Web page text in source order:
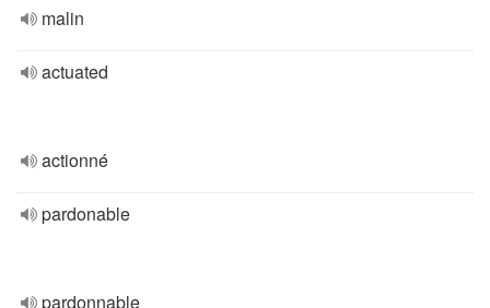
malin
actuated
actionné
pardonable
pardonnable